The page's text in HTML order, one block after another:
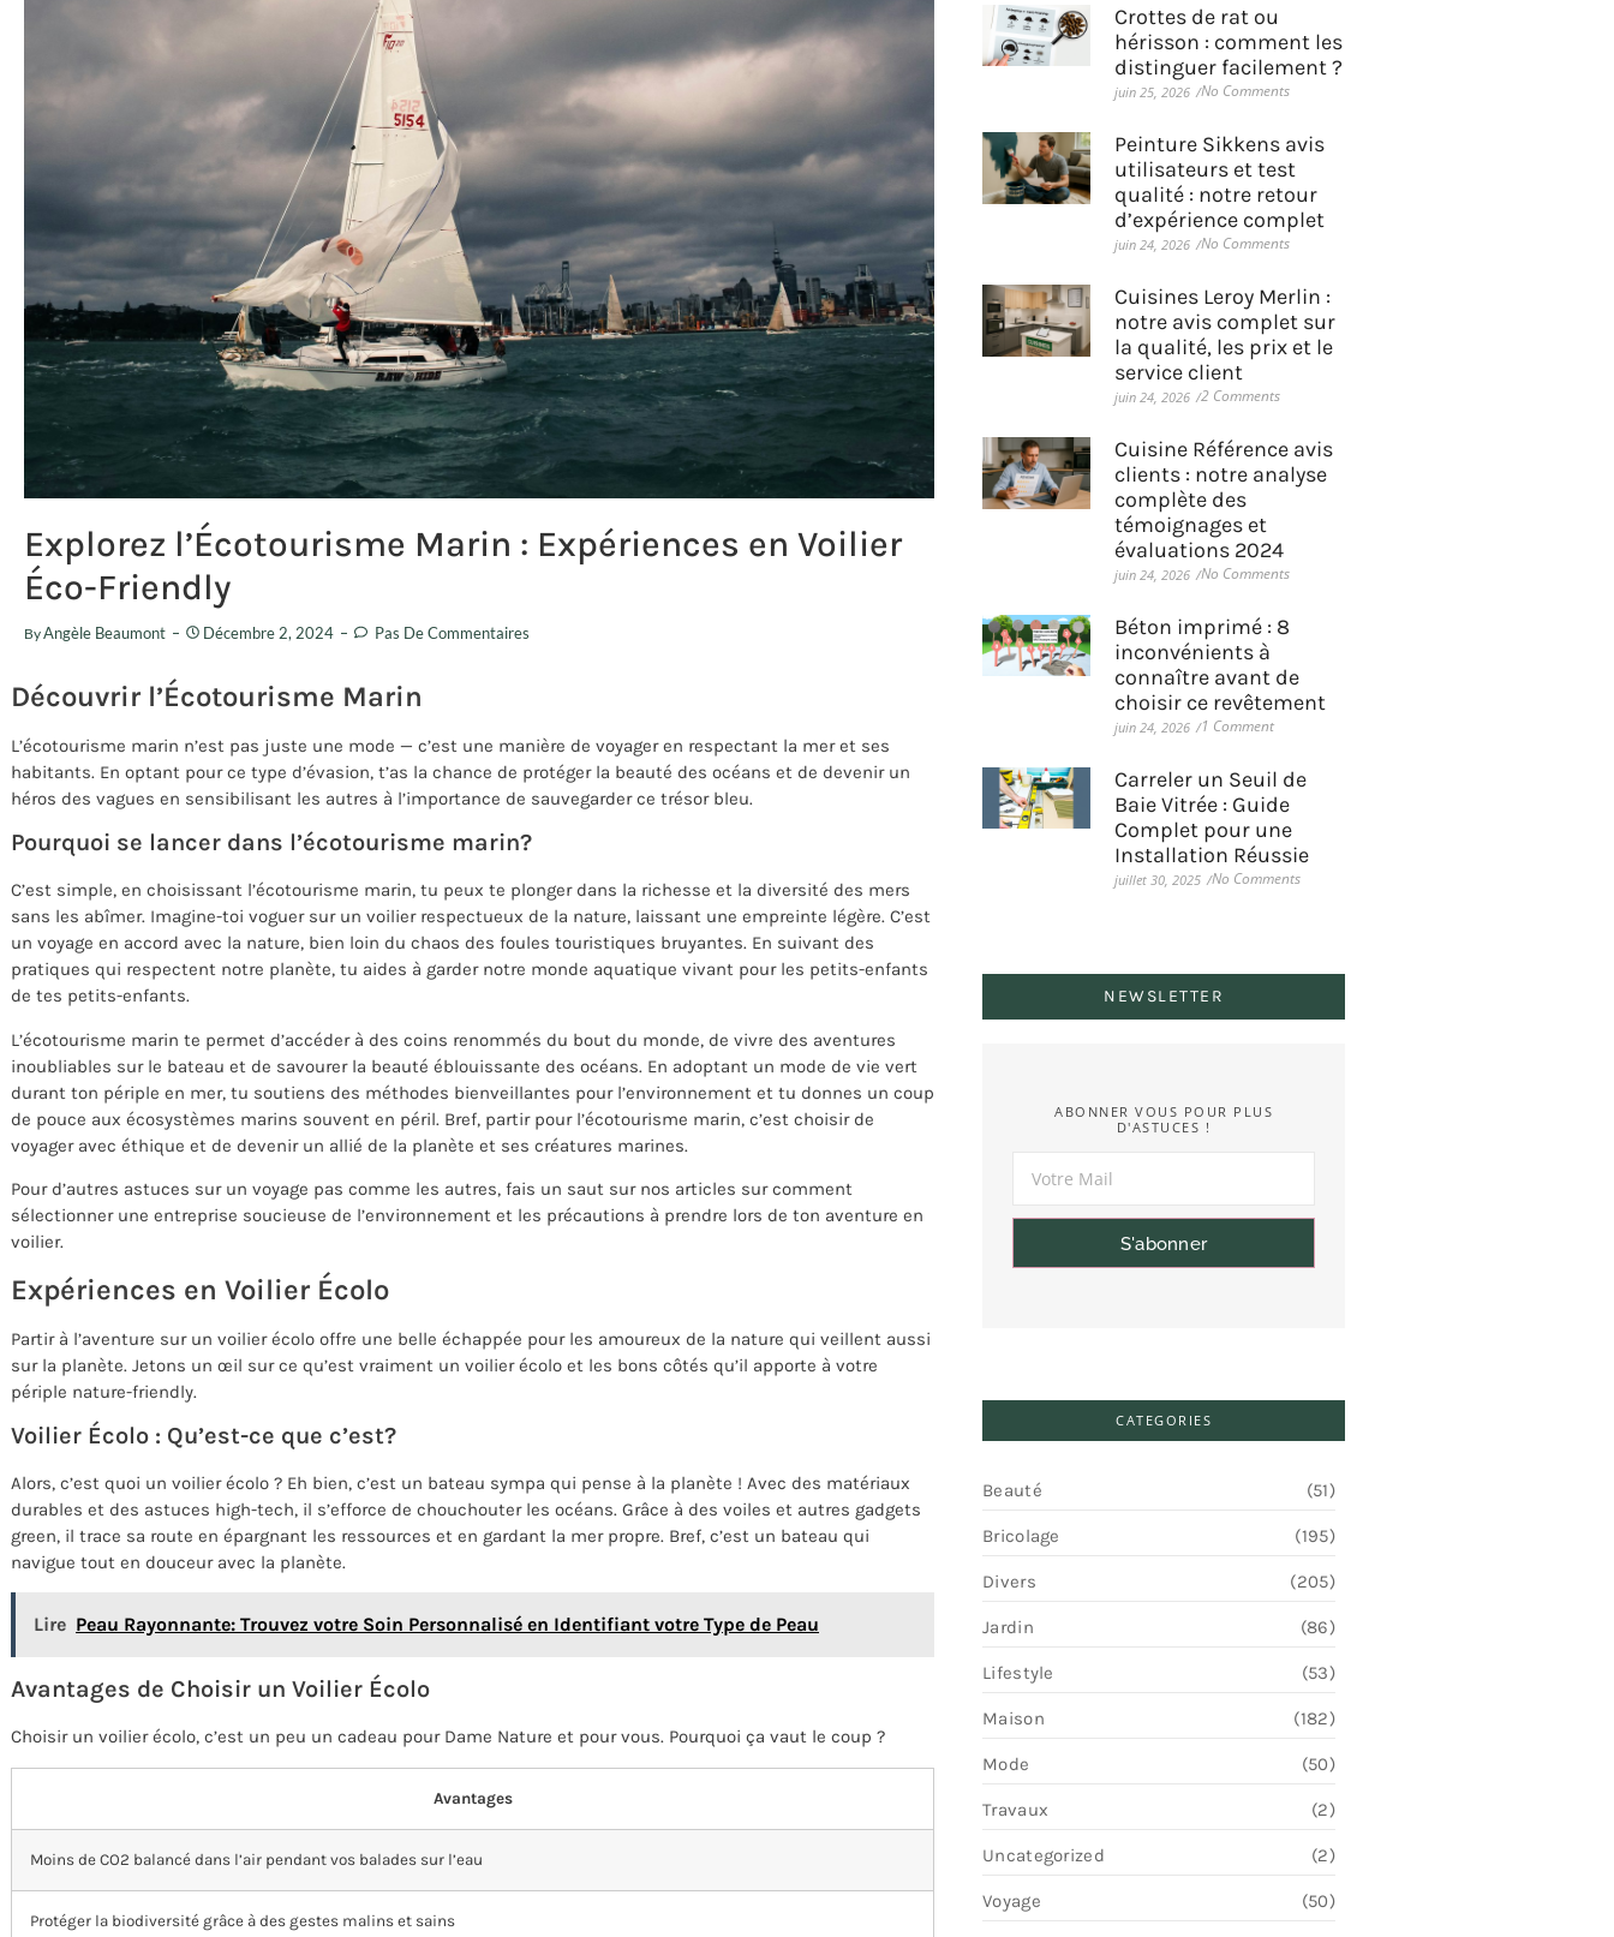
Explorez l’Écotourisme Marin : Expériences en Voilier
Éco-Friendly
ByAngèle Beaumont Décembre 2, 2024 Pas De Commentaires
Découvrir l’Écotourisme Marin
L’écotourisme marin n’est pas juste une mode — c’est une manière de voyager en respectant la mer et ses
habitants. En optant pour ce type d’évasion, t’as la chance de protéger la beauté des océans et de devenir un
héros des vagues en sensibilisant les autres à l’importance de sauvegarder ce trésor bleu.
Pourquoi se lancer dans l’écotourisme marin?
C’est simple, en choisissant l’écotourisme marin, tu peux te plonger dans la richesse et la diversité des mers
sans les abîmer. Imagine-toi voguer sur un voilier respectueux de la nature, laissant une empreinte légère. C’est
un voyage en accord avec la nature, bien loin du chaos des foules touristiques bruyantes. En suivant des
pratiques qui respectent notre planète, tu aides à garder notre monde aquatique vivant pour les petits-enfants
de tes petits-enfants.
L’écotourisme marin te permet d’accéder à des coins renommés du bout du monde, de vivre des aventures
inoubliables sur le bateau et de savourer la beauté éblouissante des océans. En adoptant un mode de vie vert
durant ton périple en mer, tu soutiens des méthodes bienveillantes pour l’environnement et tu donnes un coup
de pouce aux écosystèmes marins souvent en péril. Bref, partir pour l’écotourisme marin, c’est choisir de
voyager avec éthique et de devenir un allié de la planète et ses créatures marines.
Pour d’autres astuces sur un voyage pas comme les autres, fais un saut sur nos articles sur comment
sélectionner une entreprise soucieuse de l’environnement et les précautions à prendre lors de ton aventure en
voilier.
Expériences en Voilier Écolo
Partir à l’aventure sur un voilier écolo offre une belle échappée pour les amoureux de la nature qui veillent aussi
sur la planète. Jetons un œil sur ce qu’est vraiment un voilier écolo et les bons côtés qu’il apporte à votre
périple nature-friendly.
Voilier Écolo : Qu’est-ce que c’est?
Alors, c’est quoi un voilier écolo ? Eh bien, c’est un bateau sympa qui pense à la planète ! Avec des matériaux
durables et des astuces high-tech, il s’efforce de chouchouter les océans. Grâce à des voiles et autres gadgets
green, il trace sa route en épargnant les ressources et en gardant la mer propre. Bref, c’est un bateau qui
navigue tout en douceur avec la planète.
Lire Peau Rayonnante: Trouvez votre Soin Personnalisé en Identifiant votre Type de Peau
Avantages de Choisir un Voilier Écolo
Choisir un voilier écolo, c’est un peu un cadeau pour Dame Nature et pour vous. Pourquoi ça vaut le coup ?
Avantages
Moins de CO2 balancé dans l’air pendant vos balades sur l’eau
Protéger la biodiversité grâce à des gestes malins et sains
Crottes de rat ou
hérisson : comment les
distinguer facilement ?
juin 25, 2026 /No Comments
Peinture Sikkens avis
utilisateurs et test
qualité : notre retour
d’expérience complet
juin 24, 2026 /No Comments
Cuisines Leroy Merlin :
notre avis complet sur
la qualité, les prix et le
service client
juin 24, 2026 /2 Comments
Cuisine Référence avis
clients : notre analyse
complète des
témoignages et
évaluations 2024
juin 24, 2026 /No Comments
Béton imprimé : 8
inconvénients à
connaître avant de
choisir ce revêtement
juin 24, 2026 /1 Comment
Carreler un Seuil de
Baie Vitrée : Guide
Complet pour une
Installation Réussie
juillet 30, 2025 /No Comments
NEWSLETTER
ABONNER VOUS POUR PLUS
D'ASTUCES !
S'abonner
CATEGORIES
Beauté (51)
Bricolage (195)
Divers (205)
Jardin (86)
Lifestyle (53)
Maison (182)
Mode (50)
Travaux (2)
Uncategorized (2)
Voyage (50)